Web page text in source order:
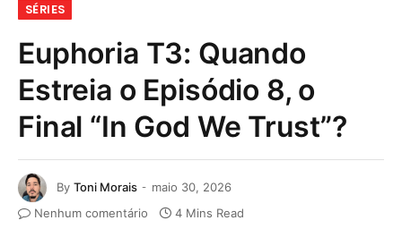
SÉRIES
Euphoria T3: Quando
Estreia o Episódio 8, o
Final “In God We Trust”?
By Toni Morais
maio 30, 2026
Nenhum comentário
4 Mins Read